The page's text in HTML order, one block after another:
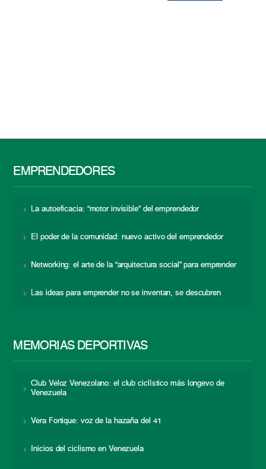
EMPRENDEDORES
La autoeficacia: “motor invisible” del emprendedor
El poder de la comunidad: nuevo activo del emprendedor
Networking: el arte de la “arquitectura social” para emprender
Las ideas para emprender no se inventan, se descubren
MEMORIAS DEPORTIVAS
Club Veloz Venezolano: el club ciclístico más longevo de
Venezuela
Vera Fortique: voz de la hazaña del 41
Inicios del ciclismo en Venezuela